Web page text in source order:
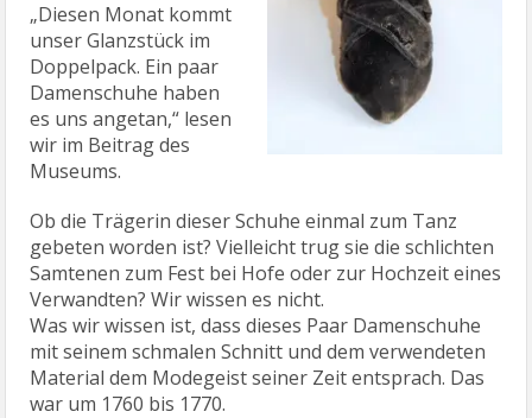
„Diesen Monat kommt
unser Glanzstück im
Doppelpack. Ein paar
Damenschuhe haben
es uns angetan,“ lesen
wir im Beitrag des
Museums.
Ob die Trägerin dieser Schuhe einmal zum Tanz
gebeten worden ist? Vielleicht trug sie die schlichten
Samtenen zum Fest bei Hofe oder zur Hochzeit eines
Verwandten? Wir wissen es nicht.
Was wir wissen ist, dass dieses Paar Damenschuhe
mit seinem schmalen Schnitt und dem verwendeten
Material dem Modegeist seiner Zeit entsprach. Das
war um 1760 bis 1770.